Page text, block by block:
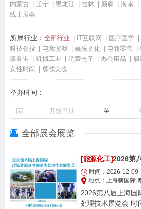
内蒙古
辽宁 黑龙江 吉林 新疆 海南
线上展会
所属行业： 全部行业 IT互联网 医疗医学
科技创投
电竞游戏 娱乐文化 电商零售
服务业
机械工业 消费电子 办公用品 服
女性时尚
餐饮美食
举办时间：
至
全部展会展览
[能源化工]2026第八届上海
时间：2026-12-09
地点：上海新国际
2026第八届上海国
处理技术展览会 时